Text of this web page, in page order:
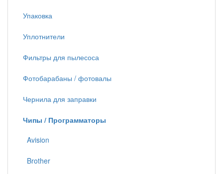
Упаковка
Уплотнители
Фильтры для пылесоса
Фотобарабаны / фотовалы
Чернила для заправки
Чипы / Программаторы
Avision
Brother